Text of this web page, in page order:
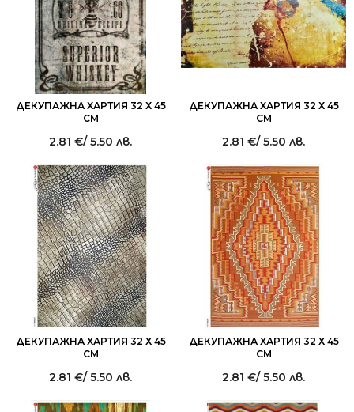
ДЕКУПАЖНА ХАРТИЯ 32 Х 45
СМ
2.81 €/ 5.50 лв.
ДЕКУПАЖНА ХАРТИЯ 32 Х 45
СМ
2.81 €/ 5.50 лв.
ДЕКУПАЖНА ХАРТИЯ 32 Х 45
СМ
2.81 €/ 5.50 лв.
ДЕКУПАЖНА ХАРТИЯ 32 Х 45
СМ
2.81 €/ 5.50 лв.